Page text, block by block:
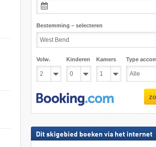
Bestemming – selecteren
Volw. Kinderen Kamers Type
Dit skigebied boeken via het internet